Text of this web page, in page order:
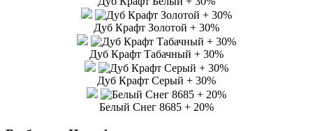
Дуб Крафт Золотой + 30%
Дуб Крафт Табачный + 30%
Дуб Крафт Серый + 30%
Белый Снег 8685 + 20%